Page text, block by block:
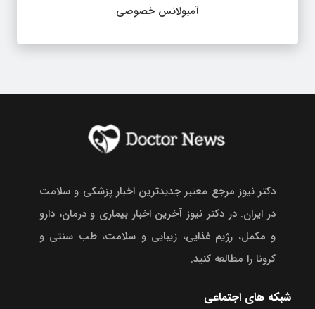
آمبولانس خصوصی
دکتر نیوز مرجع معتبر جدیدترین اخبار پزشکی و سلامت
در ایران. در دکتر نیوز آخرین اخبار بیماری و درمان، دارو
و مکمل، رژیم غذایی، زیبایی و سلامت، طب سنتی و
کرونا را مطالعه کنید.
شبکه های اجتماعی